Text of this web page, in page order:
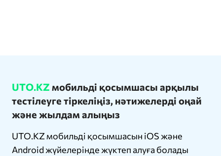
UTO.KZ мобильді қосымшасы арқылы
тестілеуге тіркеліңіз, нәтижелерді оңай
және жылдам алыңыз
UTO.KZ мобильді қосымшасын iOS және
Android жүйелерінде жүктеп алуға болады